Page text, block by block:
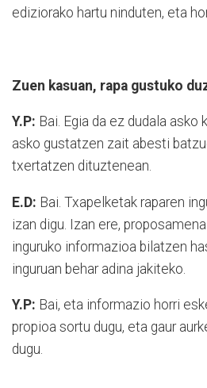
ediziorako hartu ninduten, eta
Zuen kasuan, rapa gustuko
Y.P: Bai. Egia da ez dudala
asko gustatzen zait abesti
txertatzen dituztenean.
E.D: Bai. Txapelketak raparen
izan digu. Izan ere,
inguruko informazioa bilatzen
inguruan behar adina jakiteko.
Y.P: Bai, eta informazio horri
propioa sortu dugu, eta gaur
dugu.